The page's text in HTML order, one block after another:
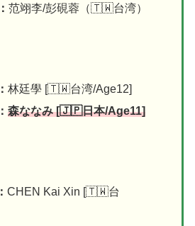
：范翊李/彭硯蓉（🇹🇼台湾）
：林廷學 [🇹🇼台湾/Age12]
：森ななみ [🇯🇵日本/Age11]
：CHEN Kai Xin [🇹🇼台